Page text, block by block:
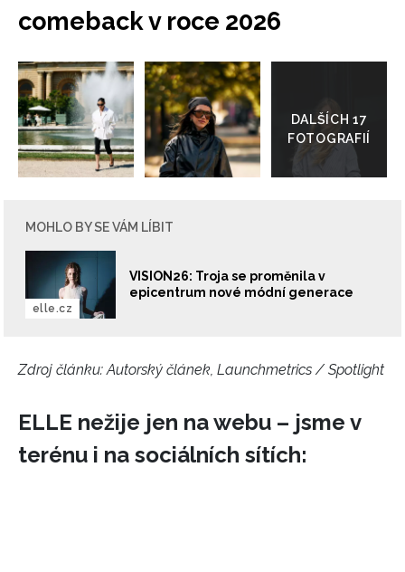
NEWSLETTER
comeback v roce 2026
galerie
MOHLO BY SE VÁM LÍBIT
VISION26: Troja se proměnila v
epicentrum nové módní generace
elle.cz
Zdroj článku: Autorský článek, Launchmetrics / Spotlight
ELLE nežije jen na webu – jsme v
terénu i na sociálních sítích: